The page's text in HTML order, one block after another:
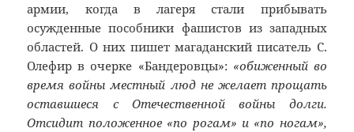
армии, когда в лагеря стали прибывать
осужденные пособники фашистов из западных
областей. О них пишет магаданский писатель С.
Олефир в очерке «Бандеровцы»: «обиженный во
время войны местный люд не желает прощать
оставшиеся с Отечественной войны долги.
Отсидит положенное «по рогам» и «по ногам»,